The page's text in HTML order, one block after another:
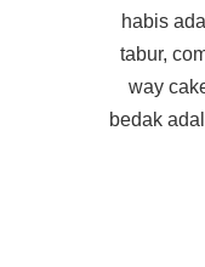
habis
tabur,
way
bedak